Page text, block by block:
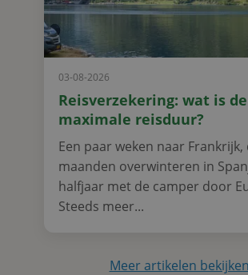
03-08-2026
Reisverzekering: wat is de
maximale reisduur?
Een paar weken naar Frankrijk,
maanden overwinteren in
halfjaar met de camper door
Steeds meer...
Meer artikelen bekijken